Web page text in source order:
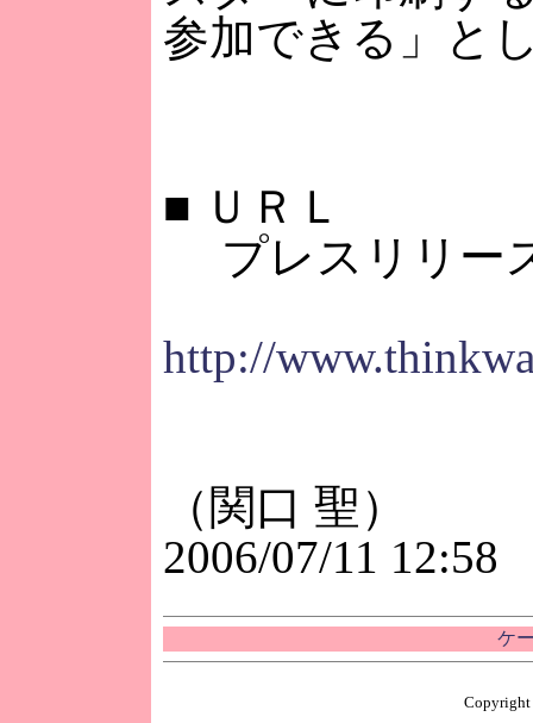
参加できる」と
■ ＵＲＬ
プレスリリー
http://
（関口 聖）
2006/07/11 12:58
ケ
Copyright